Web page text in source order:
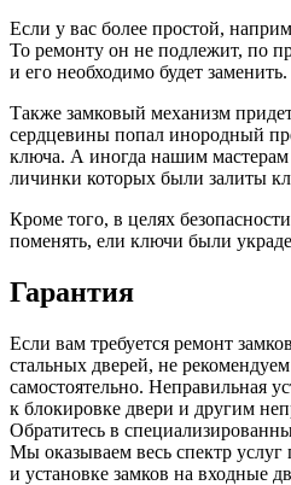
Если у вас более простой,
То ремонту он не подлежит, по
и его необходимо будет заменить.
Также замковый механизм
сердцевины попал инородный
ключа. А иногда нашим мастерам
личинки которых были залиты
Кроме того, в целях
поменять, ели ключи были
Гарантия
Если вам требуется ремонт
стальных дверей, не
самостоятельно. Неправильная
к блокировке двери и другим
Обратитесь в
Мы оказываем весь спектр услуг
и установке замков на входные